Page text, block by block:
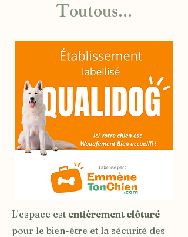
Toutous...
L'espace est entièrement clôturé
pour le bien-être et la sécurité des